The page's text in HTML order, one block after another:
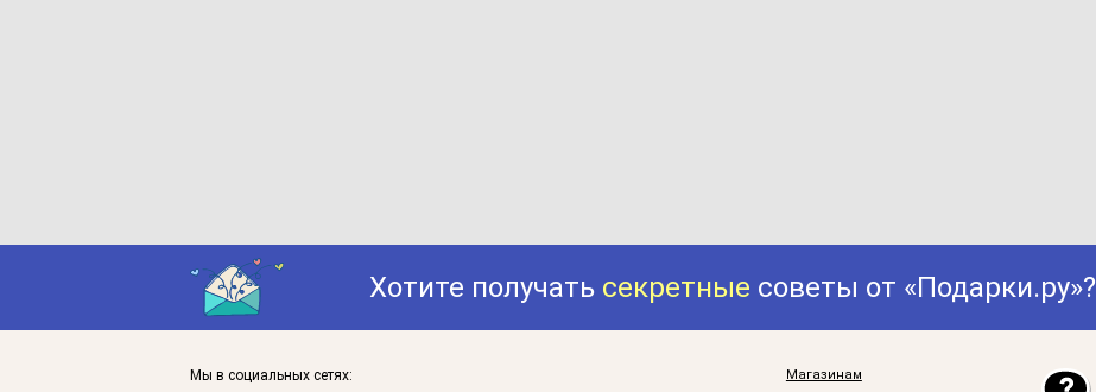
Хотите получать секретные советы от «Подарки.ру»?
Мы в социальных сетях: Магазинам